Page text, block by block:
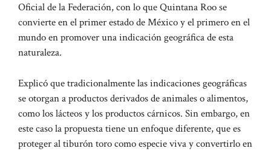
Oficial de la Federación, con lo que Quintana Roo se
convierte en el primer estado de México y el primero en el
mundo en promover una indicación geográfica de esta
naturaleza.
Explicó que tradicionalmente las indicaciones geográficas
se otorgan a productos derivados de animales o alimentos,
como los lácteos y los productos cárnicos. Sin embargo, en
este caso la propuesta tiene un enfoque diferente, que es
proteger al tiburón toro como especie viva y convertirlo en